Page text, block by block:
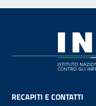
RECAPITI E CONTATTI